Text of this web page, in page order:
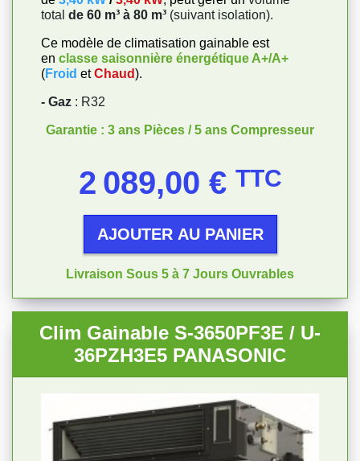
total de 60 m³ à 80 m³ (suivant isolation).
Ce modèle de climatisation gainable est
en classe saisonnière énergétique A+/A+
(Froid et Chaud).
- Gaz : R32
Garantie : 3 ans Pièces / 5 ans Compresseur
2 089,00 € TTC
AJOUTER AU PANIER
Livraison Sous 5 à 7 Jours Ouvrables
Clim Gainable S-3650PF3E / U-
36PZH3E5 PANASONIC